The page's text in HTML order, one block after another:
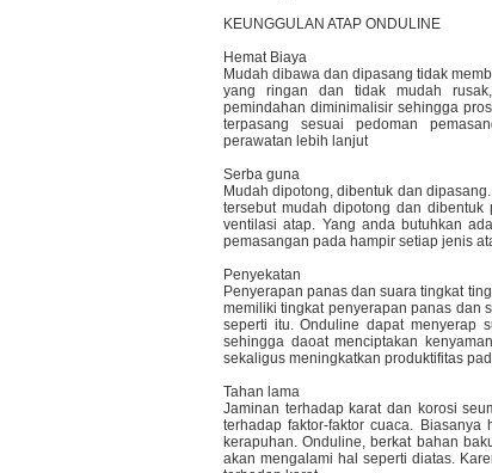
KEUNGGULAN ATAP ONDULINE
Hemat Biaya
Mudah dibawa dan dipasang tidak
yang ringan dan tidak mudah
pemindahan diminimalisir sehingga
terpasang sesuai pedoman
perawatan lebih lanjut
Serba guna
Mudah dipotong, dibentuk dan
tersebut mudah dipotong dan
ventilasi atap. Yang anda butuhkan
pemasangan pada hampir setiap jenis
Penyekatan
Penyerapan panas dan suara tingkat
memiliki tingkat penyerapan panas dan
seperti itu. Onduline dapat menyerap
sehingga daoat menciptakan
sekaligus meningkatkan produktifitas
Tahan lama
Jaminan terhadap karat dan korosi
terhadap faktor-faktor cuaca.
kerapuhan. Onduline, berkat bahan
akan mengalami hal seperti diatas.